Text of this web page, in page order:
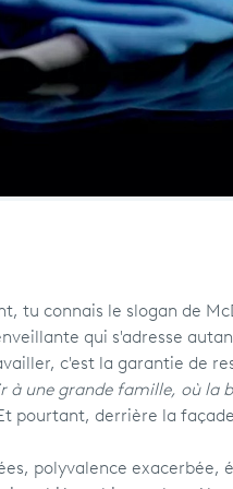
tu connais le slogan de
qui s'adresse
c'est la garantie de
à une grande famille, où la
pourtant, derrière la façade
polyvalence exacerbée,